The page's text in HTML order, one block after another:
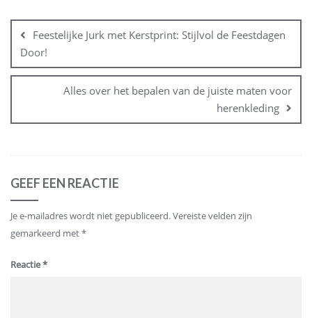
navigatie
Feestelijke Jurk met Kerstprint: Stijlvol de Feestdagen
Door!
Alles over het bepalen van de juiste maten voor
herenkleding
GEEF EEN REACTIE
Je e-mailadres wordt niet gepubliceerd.Vereiste velden zijn
gemarkeerd met*
Reactie*